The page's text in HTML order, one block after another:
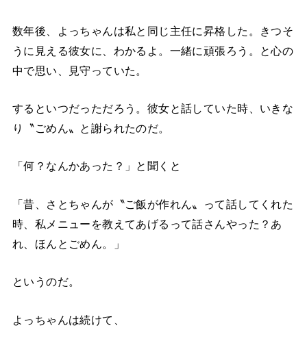
数年後、よっちゃんは私と同じ主任に昇格した。きつそ
うに見える彼女に、わかるよ。一緒に頑張ろう。と心の
中で思い、見守っていた。
するといつだっただろう。彼女と話していた時、いきな
り〝ごめん〟と謝られたのだ。
「何？なんかあった？」と聞くと
「昔、さとちゃんが〝ご飯が作れん〟って話してくれた
時、私メニューを教えてあげるって話さんやった？あ
れ、ほんとごめん。」
というのだ。
よっちゃんは続けて、